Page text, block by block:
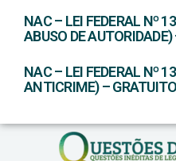
NAC – LEI FEDERAL Nº
ABUSO DE
NAC – LEI FEDERAL Nº
ANTICRIME) – GRATUITO